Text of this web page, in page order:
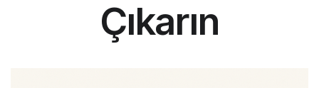
Çıkarın